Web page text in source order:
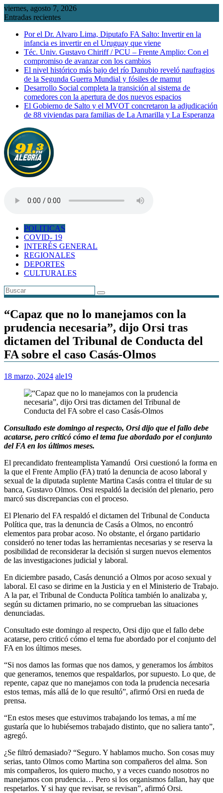
Saltar
al
viernes, agosto 7, 2026
Entradas recientes
Por el Dr. Alvaro Lima, Diputafo FA Salto: Invertir en la
infancia es invertir en el Uruguay que viene
Téc. Univ. Gustavo Chiriff / PCU – Frente Amplio: Con el
compromiso de avanzar con los cambios
El nivel histórico más bajo del río Danubio reveló naufragios
de la Segunda Guerra Mundial y fósiles de mamut
Desarrollo Social completa la transición al sistema de
comedores con la apertura de dos nuevos espacios
El Gobierno de Salto y el MVOT concretaron la adjudicación
de 88 viviendas para familias de La Amarilla y La Esperanza
POLITICAS
COVID- 19
INTERÉS GENERAL
REGIONALES
DEPORTES
CULTURALES
“Capaz que no lo manejamos con la
prudencia necesaria”, dijo Orsi tras
dictamen del Tribunal de Conducta del
FA sobre el caso Casás-Olmos
18 marzo, 2024 ale19
Consultado este domingo al respecto, Orsi dijo que el fallo debe
acatarse, pero criticó cómo el tema fue abordado por el conjunto
del FA en los últimos meses.
El precandidato frenteamplista Yamandú Orsi cuestionó la forma en
la que el Frente Amplio (FA) trató la denuncia de acoso laboral y
sexual de la diputada suplente Martina Casás contra el titular de su
banca, Gustavo Olmos. Orsi respaldó la decisión del plenario, pero
marcó sus discrepancias con el proceso.
El Plenario del FA respaldó el dictamen del Tribunal de Conducta
Política que, tras la denuncia de Casás a Olmos, no encontró
elementos para probar acoso. No obstante, el órgano partidario
consideró no tener todas las herramientas necesarias y se reserva la
posibilidad de reconsiderar la decisión si surgen nuevos elementos
de las investigaciones judicial y laboral.
En diciembre pasado, Casás denunció a Olmos por acoso sexual y
laboral. El caso se dirime en la Justicia y en el Ministerio de Trabajo.
A la par, el Tribunal de Conducta Política también lo analizaba y,
según su dictamen primario, no se comprueban las situaciones
denunciadas.
Consultado este domingo al respecto, Orsi dijo que el fallo debe
acatarse, pero criticó cómo el tema fue abordado por el conjunto del
FA en los últimos meses.
“Si nos damos las formas que nos damos, y generamos los ámbitos
que generamos, tenemos que respaldarlos, por supuesto. Lo que, de
repente, capaz que no manejamos con toda la prudencia necesaria
estos temas, más allá de lo que resultó”, afirmó Orsi en rueda de
prensa.
“En estos meses que estuvimos trabajando los temas, a mí me
gustaría que lo hubiésemos trabajado distinto, que no saliera tanto”,
agregó.
¿Se filtró demasiado? “Seguro. Y hablamos mucho. Son cosas muy
serias, tanto Olmos como Martina son compañeros del alma. Son
mis compañeros, los quiero mucho, y a veces cuando nosotros no
manejamos con prudencia… Pero si los organismos fallan, hay que
respetarlos. Y si hay que revisar, se revisan”, afirmó Orsi.